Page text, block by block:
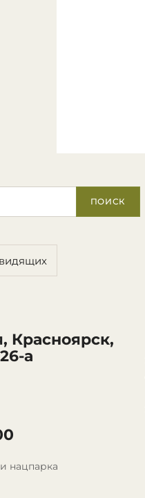
ПОИСК
Красноярск,
а
нацпарка